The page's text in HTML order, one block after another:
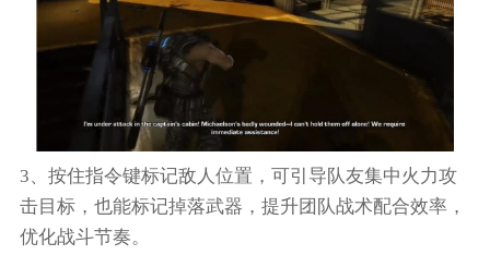
3、按住指令键标记敌人位置，可引导队友集中火力攻
击目标，也能标记掉落武器，提升团队战术配合效率，
优化战斗节奏。